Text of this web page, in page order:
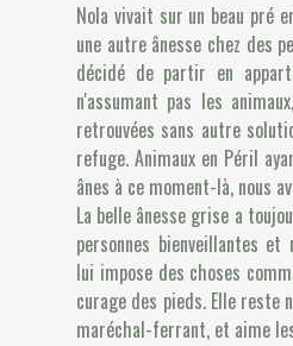
Nola vivait sur un beau pré
une autre ânesse chez des
décidé de partir en
n'assumant pas les
retrouvées sans autre
refuge. Animaux en Péril
ânes à ce moment-là, nous
La belle ânesse grise a
personnes bienveillantes et
lui impose des choses
curage des pieds. Elle reste
maréchal-ferrant, et aime